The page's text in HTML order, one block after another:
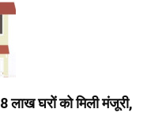
घरों को मिली मंजूरी,